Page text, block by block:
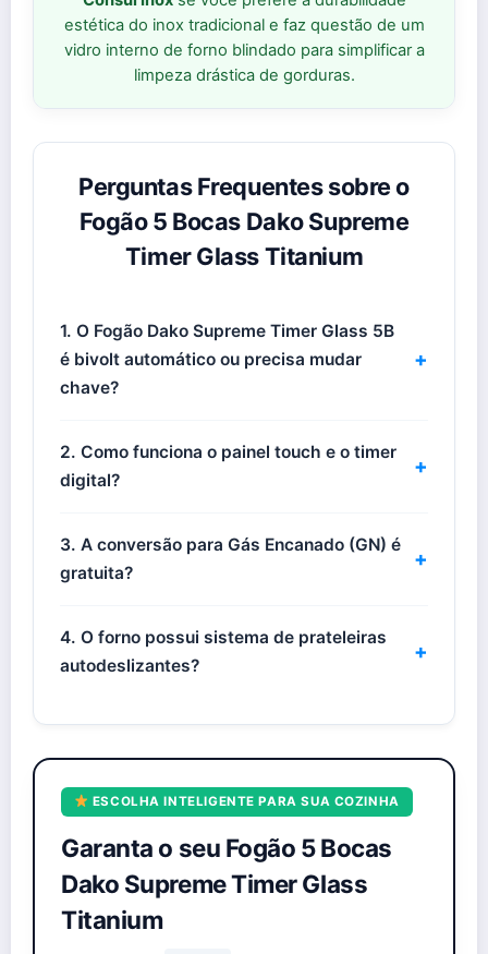
estética do inox tradicional e faz questão de um
vidro interno de forno blindado para simplificar a
limpeza drástica de gorduras.
Perguntas Frequentes sobre o
Fogão 5 Bocas Dako Supreme
Timer Glass Titanium
1. O Fogão Dako Supreme Timer Glass 5B
é bivolt automático ou precisa mudar
chave?
+
2. Como funciona o painel touch e o timer
digital?
+
3. A conversão para Gás Encanado (GN) é
gratuita?
+
4. O forno possui sistema de prateleiras
autodeslizantes?
+
ESCOLHA INTELIGENTE PARA SUA COZINHA
Garanta o seu Fogão 5 Bocas
Dako Supreme Timer Glass
Titanium